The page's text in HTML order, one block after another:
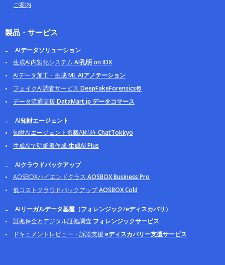
ご案内
製品・サービス
AIデータソリューション
生成AI内製化システム AI孔明 on IDX
AIデータ加工・生成ML AIアノテーション
フェイクAI調査サービス DeepFakeForensics®
データ流通支援DataMart.jp データコマース
AI知財エージェント
知財AIエージェント搭載AI特許ChatTokkyo
生成AIで明細書作成生成AI Plus
AIクラウドバックアップ
AOSBOXハイエンドクラス AOSBOX Business Pro
低コストクラウドバックアップAOSBOX Cold
AIリーガルデータ基盤（フォレンジック/eディスカバリ）
証拠保全とデジタル証拠調査 フォレンジックサービス
ドキュメントレビュー・訴訟支援eディスカバリー支援サービス